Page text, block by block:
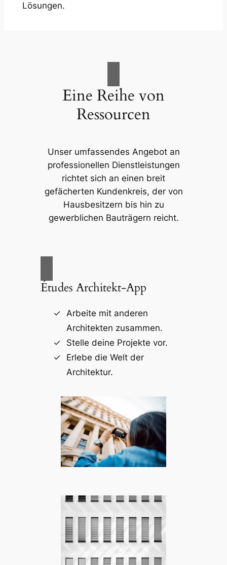
Lösungen.
Eine Reihe von
Ressourcen
Unser umfassendes Angebot an
professionellen Dienstleistungen
richtet sich an einen breit
gefächerten Kundenkreis, der von
Hausbesitzern bis hin zu
gewerblichen Bauträgern reicht.
Études Architekt-App
Arbeite mit anderen
Architekten zusammen.
Stelle deine Projekte vor.
Erlebe die Welt der
Architektur.